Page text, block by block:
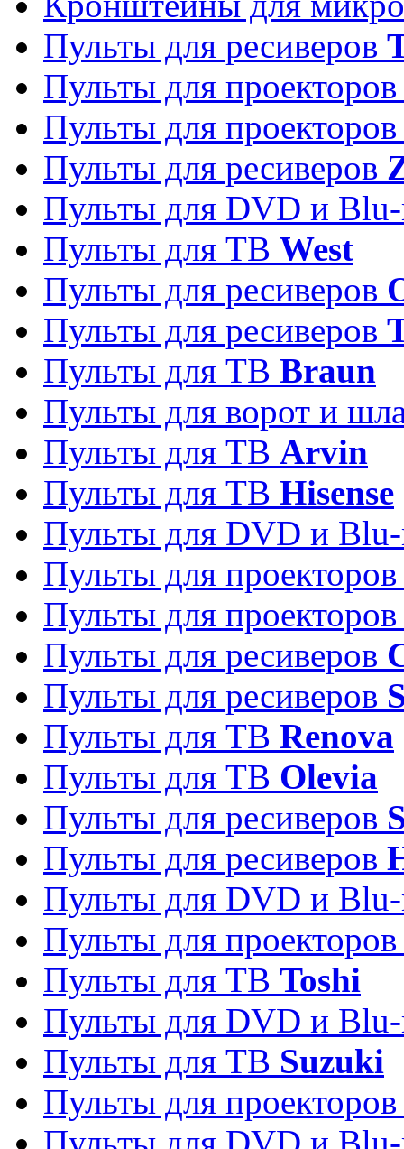
Пульты для ресиверов
Пульты для
Пульты для
Пульты для ресиверов
Пульты для DVD и
Пульты для ТВ West
Пульты для ресиверов
Пульты для ресиверов
Пульты для ТВ Braun
Пульты для ворот и
Пульты для ТВ Arvin
Пульты для ТВ Hisense
Пульты для DVD и
Пульты для
Пульты для
Пульты для ресиверов
Пульты для ресиверов
Пульты для ТВ Renova
Пульты для ТВ Olevia
Пульты для ресиверов
Пульты для ресиверов
Пульты для DVD и
Пульты для
Пульты для ТВ Toshi
Пульты для DVD и
Пульты для ТВ Suzuki
Пульты для